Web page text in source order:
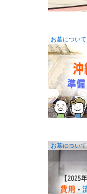
お墓について
お墓について